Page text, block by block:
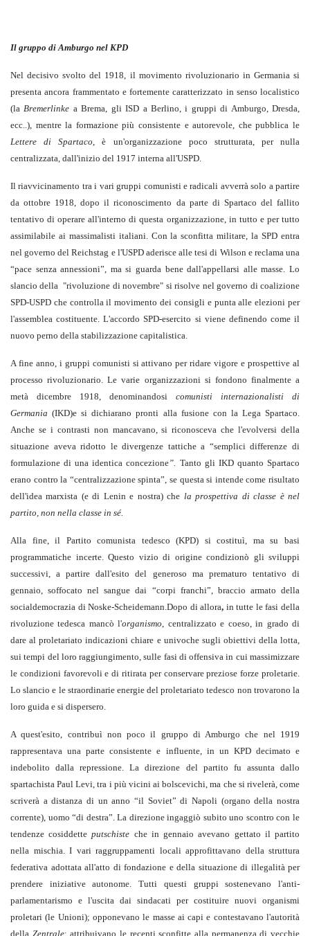
Il gruppo di Amburgo nel KPD
Nel decisivo svolto del 1918, il movimento rivoluzionario in Germania si
presenta ancora frammentato e fortemente caratterizzato in senso localistico
(laBremerlinke a Brema, gli ISD a Berlino, i gruppi di Amburgo, Dresda,
ecc..), mentre la formazione più consistente e autorevole, che pubblica le
Lettere di Spartaco, è un'organizzazione poco strutturata, per nulla
centralizzata, dall'inizio del 1917 interna all'USPD.
Il riavvicinamento tra i vari gruppi comunisti e radicali avverrà solo a partire
da ottobre 1918, dopo il riconoscimento da parte di Spartaco del fallito
tentativo di operare all'interno di questa organizzazione, in tutto e per tutto
assimilabile ai massimalisti italiani. Con la sconfitta militare, la SPD entra
nel governo del Reichstag e l'USPD aderisce alle tesi di Wilson e reclama una
“pace senza annessioni”, ma si guarda bene dall'appellarsi alle masse. Lo
slancio della "rivoluzione di novembre" si risolve nel governo di coalizione
SPD-USPD che controlla il movimento dei consigli e punta alle elezioni per
l'assemblea costituente. L'accordo SPD-esercito si viene definendo come il
nuovo perno della stabilizzazione capitalistica.
A fine anno, i gruppi comunisti si attivano per ridare vigore e prospettive al
processo rivoluzionario. Le varie organizzazioni si fondono finalmente a
metà dicembre 1918, denominandosi comunisti internazionalisti di
Germania(IKD)e si dichiarano pronti alla fusione con la Lega Spartaco.
Anche se i contrasti non mancavano, si riconosceva che l'evolversi della
situazione aveva ridotto le divergenze tattiche a “semplici differenze di
formulazione di una identica concezione”. Tanto gli IKD quanto Spartaco
erano contro la “centralizzazione spinta”, se questa si intende come risultato
dell'idea marxista (e di Lenin e nostra) che la prospettiva di classe è nel
partito, non nella classe in sé.
Alla fine, il Partito comunista tedesco (KPD) si costituì, ma su basi
programmatiche incerte. Questo vizio di origine condizionò gli sviluppi
successivi, a partire dall'esito del generoso ma prematuro tentativo di
gennaio, soffocato nel sangue dai “corpi franchi”, braccio armato della
socialdemocrazia di Noske-Scheidemann.Dopo di allora, in tutte le fasi della
rivoluzione tedesca mancò l'organismo, centralizzato e coeso, in grado di
dare al proletariato indicazioni chiare e univoche sugli obiettivi della lotta,
sui tempi del loro raggiungimento, sulle fasi di offensiva in cui massimizzare
le condizioni favorevoli e di ritirata per conservare preziose forze proletarie.
Lo slancio e le straordinarie energie del proletariato tedesco non trovarono la
loro guida e si dispersero.
A quest'esito, contribuì non poco il gruppo di Amburgo che nel 1919
rappresentava una parte consistente e influente, in un KPD decimato e
indebolito dalla repressione. La direzione del partito fu assunta dallo
spartachista Paul Levi, tra i più vicini ai bolscevichi, ma che si rivelerà, come
scriverà a distanza di un anno “il Soviet” di Napoli (organo della nostra
corrente), uomo “di destra”. La direzione ingaggiò subito uno scontro con le
tendenze cosiddette putschiste che in gennaio avevano gettato il partito
nella mischia. I vari raggruppamenti locali approfittavano della struttura
federativa adottata all'atto di fondazione e della situazione di illegalità per
prendere iniziative autonome. Tutti questi gruppi sostenevano l'anti-
parlamentarismo e l'uscita dai sindacati per costituire nuovi organismi
proletari (le Unioni); opponevano le masse ai capi e contestavano l'autorità
della Zentrale; attribuivano le recenti sconfitte alla permanenza di vecchie